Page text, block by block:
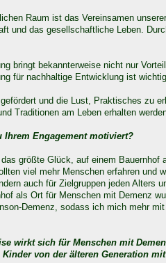
Raum ist das Vereinsamen
und das gesellschaftliche Leben.
bringt bekannterweise nicht nur
für nachhaltige Entwicklung ist
und die Lust, Praktisches zu
Traditionen am Leben erhalten
Ihrem Engagement motiviert?
größte Glück, auf einem
viel mehr Menschen erfahren und
auch für Zielgruppen jeden Alters
als Ort für Menschen mit Demenz
Demenz, sodass ich mich mehr
wirkt sich für Menschen mit
von der älteren Generation